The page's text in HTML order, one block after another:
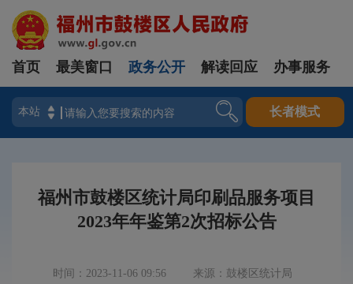
登录
首页 最美窗口 政务公开 解读回应 办事服务
长者模式
福州市鼓楼区统计局印刷品服务项目
2023年年鉴第2次招标公告
时间：2023-11-06 09:56
来源：鼓楼区统计局